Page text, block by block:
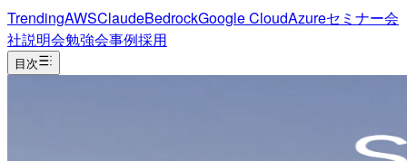
TrendingAWSClaudeBedrockGoogle CloudAzureセミナー会
社説明会勉強会事例採用
目次